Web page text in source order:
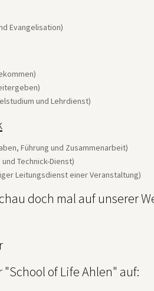
Evangelisation)
und Lehrdienst)
Führung und Zusammenarbeit)
Technick-Dienst)
Leitungsdienst einer Veranstaltung)
doch mal auf unserer
of Life Ahlen" auf: